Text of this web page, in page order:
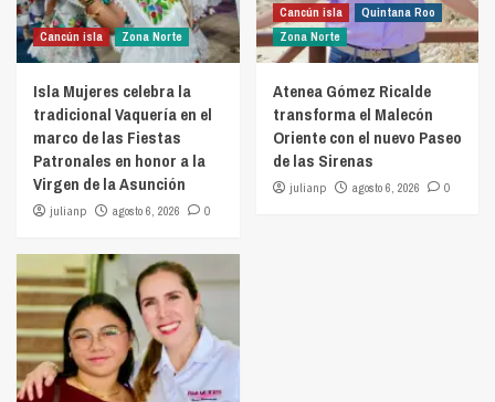
Cancún isla Zona Norte
Isla Mujeres celebra la
tradicional Vaquería en el
marco de las Fiestas
Patronales en honor a la
Virgen de la Asunción
julianp agosto 6, 2026 0
Cancún isla
Quintana Roo
Zona Norte
Atenea Gómez Ricalde
transforma el Malecón
Oriente con el nuevo Paseo
de las Sirenas
julianp agosto 6, 2026 0